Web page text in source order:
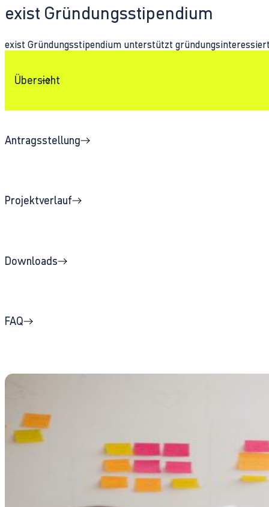
exist Gründungsstipendium
exist Gründungsstipendium unterstützt
Übersicht
Antragsstellung
Projektverlauf
Downloads
FAQ